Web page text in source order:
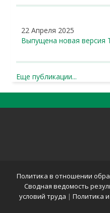
22 Апреля 2025
Выпущена новая версия
Еще публикации...
Политика в отношении
Сводная ведомость
условий труда | Политика